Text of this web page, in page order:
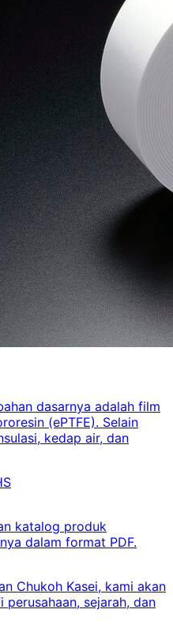
dasarnya adalah film
(ePTFE). Selain
kedap air, dan
katalog produk
dalam format PDF.
Chukoh Kasei, kami akan
sejarah, dan